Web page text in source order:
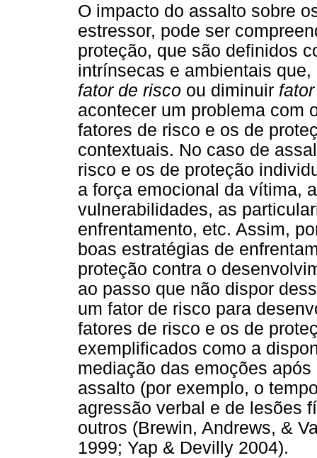
O impacto do assalto sobre
estressor, pode ser
proteção, que são definidos
intrínsecas e ambientais
fator de risco ou diminuir
acontecer um problema com
fatores de risco e os de
contextuais. No caso de
risco e os de proteção
a força emocional da vítima,
vulnerabilidades, as
enfrentamento, etc. Assim,
boas estratégias de
proteção contra o
ao passo que não dispor
um fator de risco para
fatores de risco e os de
exemplificados como a
mediação das emoções
assalto (por exemplo, o
agressão verbal e de lesões
outros (Brewin, Andrews, &
1999; Yap & Devilly 2004).